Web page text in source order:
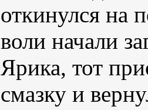
откинулся на
воли начали
Ярика, тот
смазку и